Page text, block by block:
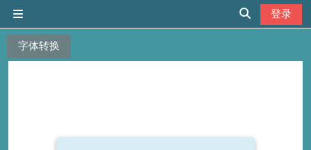
字体转换
切换搜索输入
登录